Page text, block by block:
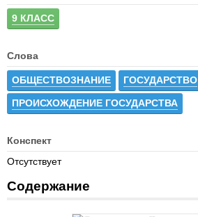
9 КЛАСС
Слова
ОБЩЕСТВОЗНАНИЕ ГОСУДАРСТВО
ПРОИСХОЖДЕНИЕ ГОСУДАРСТВА
Конспект
Отсутствует
Содержание